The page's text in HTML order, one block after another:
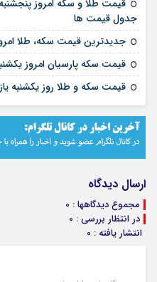
جدول قیمت ها
جدیدترین قیمت سکه، طلا امروز
قیمت سکه پارسیان امروز یکشنبه ۱۱ مرداد ۱۴۰۵ + جدول
قیمت سکه و طلا روز یکشنبه یازدهم
ارسال دیدگاه
مجموع دیدگاهها : 0
در انتظار بررسی : 0
انتشار یافته : 0